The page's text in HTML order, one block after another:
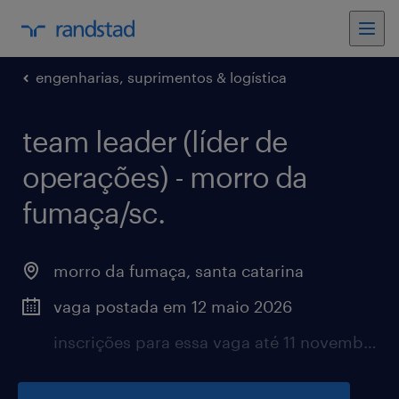
engenharias, suprimentos & logística
team leader (líder de
operações) - morro da
fumaça/sc.
morro da fumaça, santa catarina
vaga postada em 12 maio 2026
inscrições para essa vaga até 11 novembro 2026